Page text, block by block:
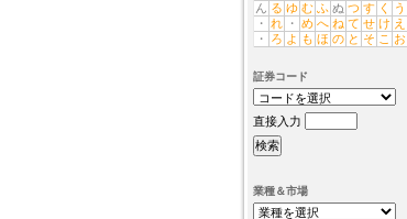
ん る ゆ む ふ ぬ つ す く
う
・ れ ・ め へ ね て せ け え
・
ろ よ も ほ の と そ こ お
証券コード
直接入力
業種＆市場